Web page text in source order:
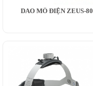
DAO MỔ ĐIỆN ZEUS-80